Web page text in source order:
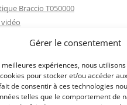
Gérer le consentement
expériences, nous
pour stocker et/ou accéder
de consentir à ces technologies
telles que le comportement de
Braccio T050000
Pas à Pas
de l’habitat